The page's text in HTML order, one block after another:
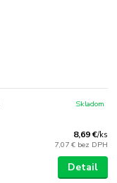
8,69 €/ks
7,07 € bez DPH
Skladom
Detail